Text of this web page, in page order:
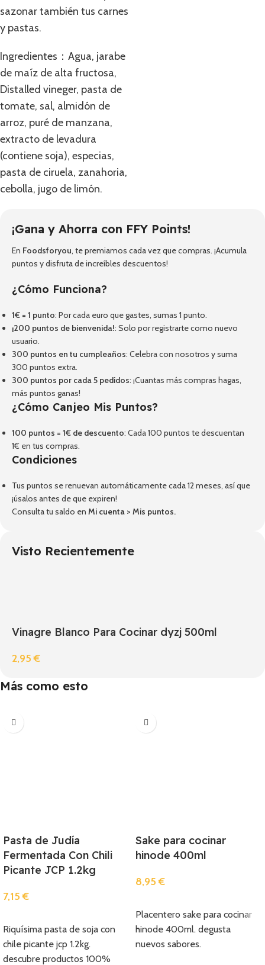
sazonar también tus carnes
y pastas.
Ingredientes：Agua, jarabe
de maíz de alta fructosa,
Distalled vineger, pasta de
tomate, sal, almidón de
arroz, puré de manzana,
extracto de levadura
(contiene soja), especias,
pasta de ciruela, zanahoria,
cebolla, jugo de limón.
¡Gana y Ahorra con FFY Points!
En Foodsforyou, te premiamos cada vez que compras. ¡Acumula
puntos y disfruta de increíbles descuentos!
¿Cómo Funciona?
1€ = 1 punto: Por cada euro que gastes, sumas 1 punto.
¡200 puntos de bienvenida!: Solo por registrarte como nuevo
usuario.
300 puntos en tu cumpleaños: Celebra con nosotros y suma
300 puntos extra.
300 puntos por cada 5 pedidos: ¡Cuantas más compras hagas,
más puntos ganas!
¿Cómo Canjeo Mis Puntos?
100 puntos = 1€ de descuento: Cada 100 puntos te descuentan
1€ en tus compras.
Condiciones
Tus puntos se renuevan automáticamente cada 12 meses, así que
¡úsalos antes de que expiren!
Consulta tu saldo en Mi cuenta > Mis puntos.
Visto Recientemente
Vinagre Blanco Para Cocinar dyzj 500ml
2,95€
Más como esto
Pasta de Judía
Fermentada Con Chili
Picante JCP 1.2kg
7,15€
Riquísima pasta de soja con
chile picante jcp 1.2kg.
descubre productos 100%
Sake para cocinar
hinode 400ml
8,95€
Placentero sake para cocinar
hinode 400ml. degusta
nuevos sabores.